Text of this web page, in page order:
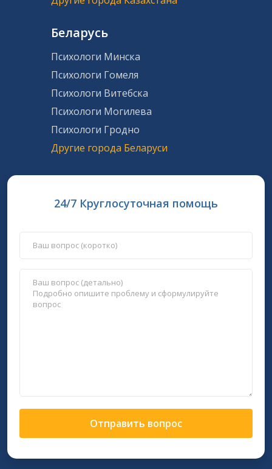
Беларусь
Психологи Минска
Психологи Гомеля
Психологи Витебска
Психологи Могилева
Психологи Гродно
Другие города Беларуси
24/7 Круглосуточная помощь
Отправить вопрос